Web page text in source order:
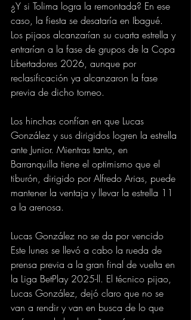
¿Y si Tolima logra la remontada? En ese
caso, la fiesta se desataría en Ibagué.
Los pijaos alcanzarían su cuarta estrella y
entrarían a la fase de grupos de la Copa
Libertadores 2026, aunque por
reclasificación ya alcanzaron la fase
previa de dicho torneo.
Los hinchas confían en que Lucas
González y sus dirigidos logren la estrella
ante Junior. Mientras tanto, en
Barranquilla tiene el optimismo que el
tiburón, dirigido por Alfredo Arias, puede
mantener la ventaja y llevar la estrella 11
a la arenosa.
Lucas González no se da por vencido
Este lunes se llevó a cabo la rueda de
prensa previa a la gran final de vuelta en
la Liga BetPlay 2025-ll. El técnico pijao,
Lucas González, dejó claro que no se
van a rendir y van en busca de lo que